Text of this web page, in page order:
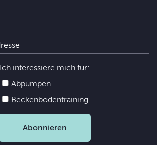
Ich interessiere mich für:
Abpumpen
Beckenbodentraining
Abonnieren